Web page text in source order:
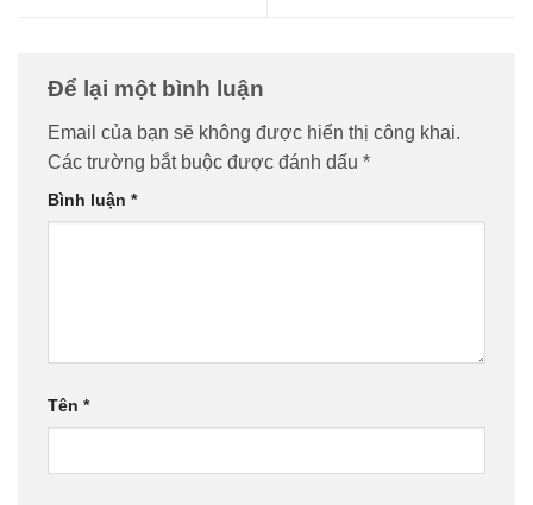
Để lại một bình luận
Email của bạn sẽ không được hiển thị công khai.
Các trường bắt buộc được đánh dấu *
Bình luận *
Tên *